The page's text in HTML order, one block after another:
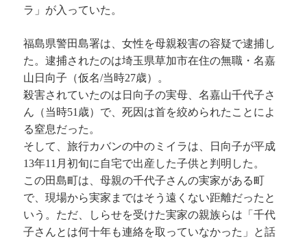
ラ」が入っていた。
福島県警田島署は、女性を母親殺害の容疑で逮捕し
た。逮捕されたのは埼玉県草加市在住の無職・名嘉
山日向子（仮名/当時27歳）。
殺害されていたのは日向子の実母、名嘉山千代子さ
ん（当時51歳）で、死因は首を絞められたことによ
る窒息だった。
そして、旅行カバンの中のミイラは、日向子が平成
13年11月初旬に自宅で出産した子供と判明した。
この田島町は、母親の千代子さんの実家がある町
で、現場から実家まではそう遠くない距離だったと
いう。ただ、しらせを受けた実家の親族らは「千代
子さんとは何十年も連絡を取っていなかった」と話